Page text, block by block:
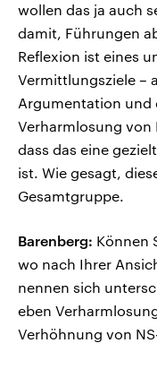
wollen das ja auch
damit, Führungen
Reflexion ist eines
Vermittlungsziele –
Argumentation und
Verharmlosung von
dass das eine
ist. Wie gesagt,
Gesamtgruppe.
Barenberg: Können
wo nach Ihrer
nennen sich
eben
Verhöhnung von